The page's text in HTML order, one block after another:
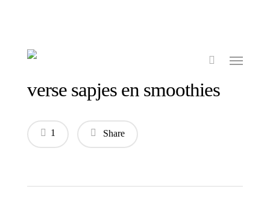
verse sapjes en smoothies
Share
1